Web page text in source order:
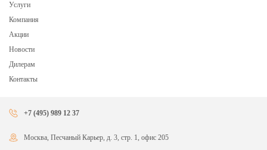
Услуги
Компания
Акции
Новости
Дилерам
Контакты
+7 (495) 989 12 37
Москва, Песчаный Карьер, д. 3, стр. 1, офис 205